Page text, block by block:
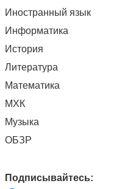
Иностранный язык
Информатика
История
Литература
Математика
МХК
Музыка
ОБЗР
Подписывайтесь: